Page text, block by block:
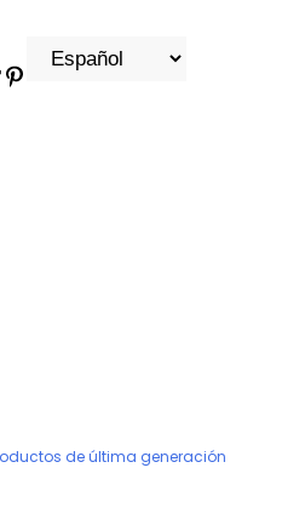
Pinterest
de última generación